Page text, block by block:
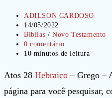
Autor
do
post:
ADILSON CARDOSO
Post
publicado:
14/05/2022
Categoria
do
post:
Bíblias / Novo Testamento
Comentários
do
0 comentário
Tempo
leitura:
10 minutos de leitura
Atos 28 Hebraico – Grego –
página para você pesquisar,